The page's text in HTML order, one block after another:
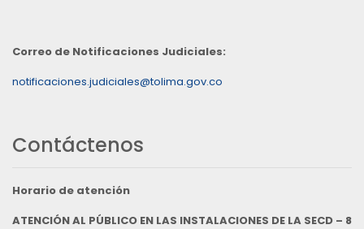
Correo de Notificaciones Judiciales:
notificaciones.judiciales@tolima.gov.co
Contáctenos
Horario de atención
ATENCIÓN AL PÚBLICO EN LAS INSTALACIONES DE LA SECD – 8